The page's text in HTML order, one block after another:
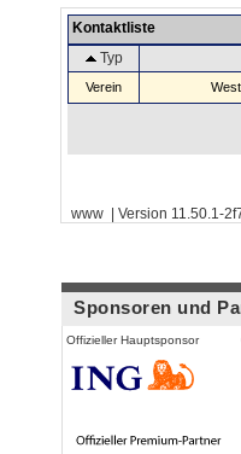
Kontaktliste
Typ
Verein
www | Version 11.50.1-
Sponsoren und
Offizieller Hauptsponsor